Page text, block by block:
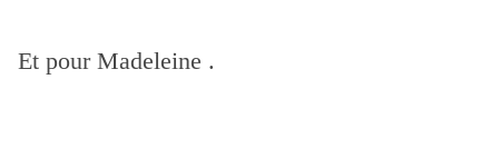
Et pour Madeleine .